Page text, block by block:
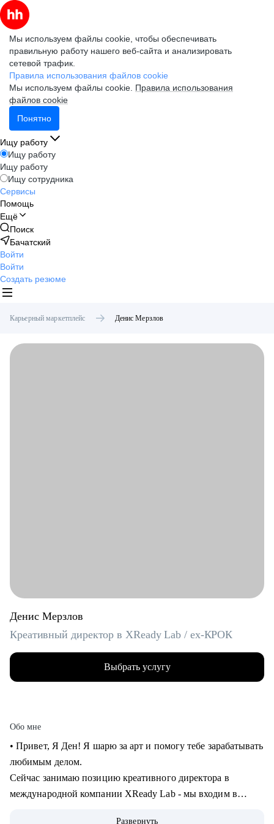
Мы используем файлы cookie, чтобы обеспечивать
правильную работу нашего веб-сайта и анализировать
сетевой трафик.
Правила использования файлов cookie
Мы используем файлы cookie. Правила использования
файлов cookie
Понятно
Ищу работу
Ищу работу
Ищу работу
Ищу сотрудника
Сервисы
Помощь
Ещё
Поиск
Бачатский
Войти
Войти
Создать резюме
Карьерный маркетплейс Денис Мерзлов
Денис Мерзлов
Креативный директор в XReady Lab / ex-КРОК
Выбрать услугу
Обо мне
• Привет, Я Ден! Я шарю за арт и помогу тебе зарабатывать
любимым делом.
Сейчас занимаю позицию креативного директора в
международной компании XReady Lab - мы входим в
Развернуть